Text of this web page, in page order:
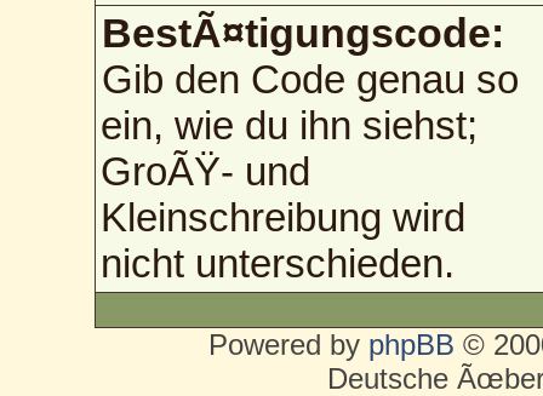
BestÃ¤tigungscode:
Gib den Code genau so
ein, wie du ihn siehst;
GroÃŸ- und
Kleinschreibung wird
nicht unterschieden.
Powered by phpBB ©
Deutsche